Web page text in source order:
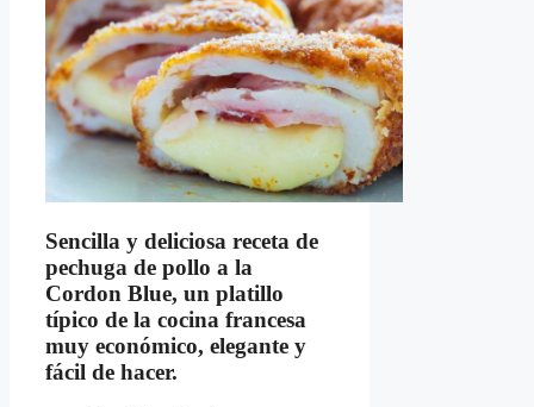
Sencilla y deliciosa receta de
pechuga de pollo a la
Cordon Blue, un platillo
típico de la cocina francesa
muy económico, elegante y
fácil de hacer.